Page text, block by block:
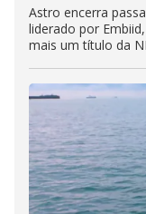
Astro encerra
liderado por
mais um título da